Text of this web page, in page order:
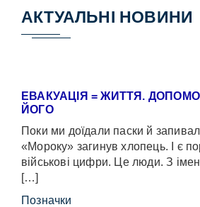
АКТУАЛЬНІ НОВИНИ
ЕВАКУАЦІЯ = ЖИТТЯ.
ЙОГО
Поки ми доїдали паски й
«Мороку» загинув хлопець. І є
військові цифри. Це люди. З
[…]
Позначки